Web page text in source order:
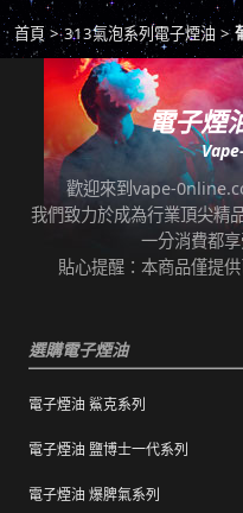
*提示2：至
交訂單時的
即可取貨。
*提示3：使
「超商取
貨服務，
任何運輸
保證訂單成
證物流配送
統更新時間
海外運送：
海外顧客
商品若有
站客服，以
七天鑑賞期
貨。超過七
瑕疵商品，
自行承擔
本站所有商
變而造成滲
並聯絡客服
客服。
裝上黏貼紙
購買之商品
首頁 313氣泡系列電子煙油
電子煙
歡迎來到vape-
我們致力於成為行業頂尖精
一分消費都
貼心提醒：本商品僅提
選購電子煙油
電子煙油 鯊克系列
電子煙油 鹽博士一代系列
電子煙油 爆脾氣系列